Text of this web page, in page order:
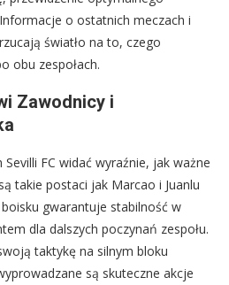
o ostatnich meczach i
światło na to, czego
obu zespołach.
Zawodnicy i
FC widać wyraźnie, jak ważne
takie postaci jak Marcao i Juanlu
gwarantuje stabilność w
dla dalszych poczynań zespołu.
taktykę na silnym bloku
są skuteczne akcje